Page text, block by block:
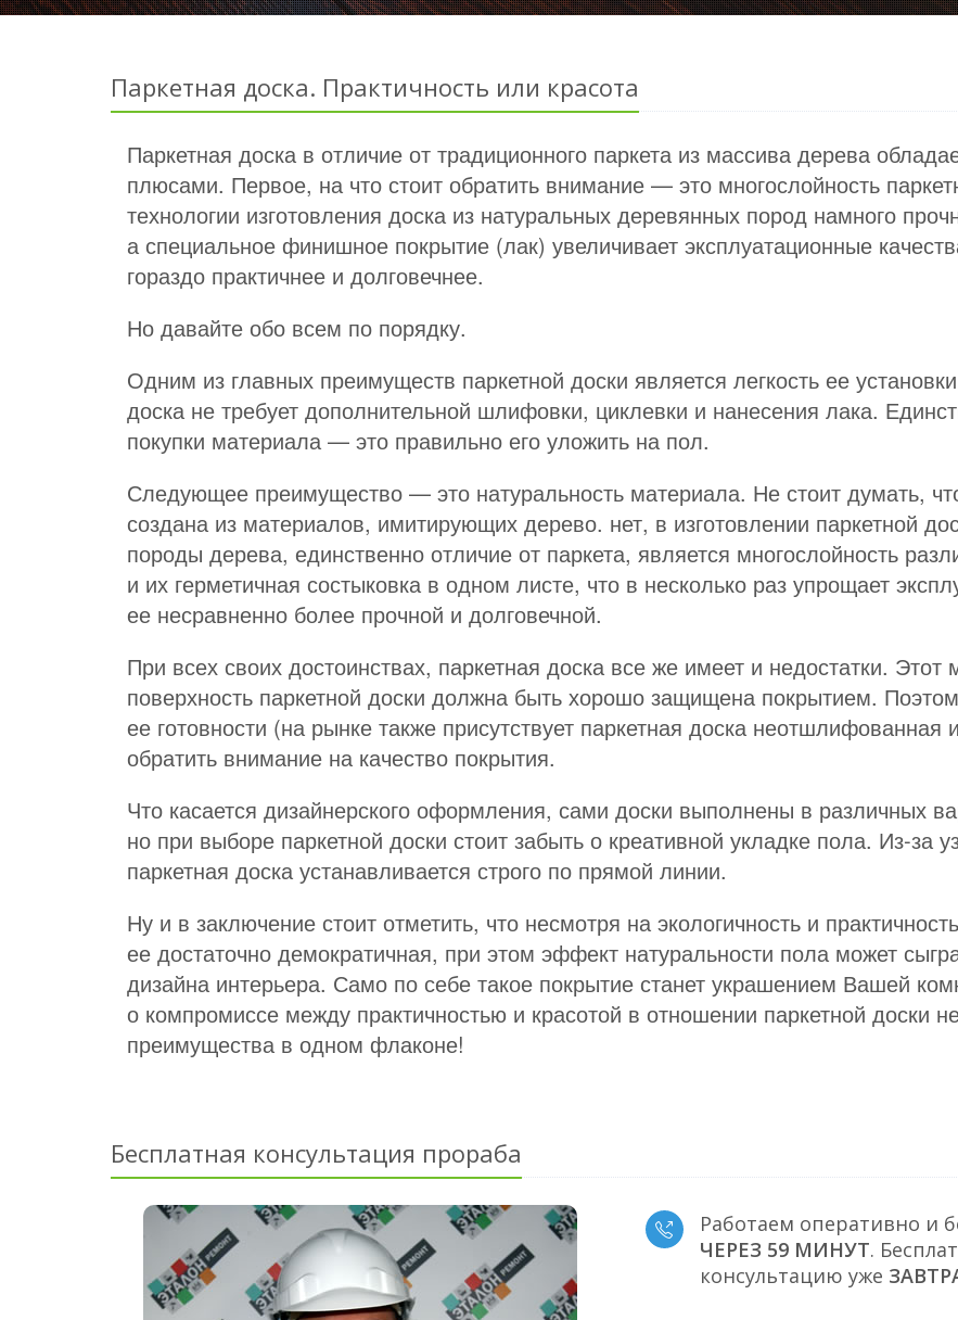
Паркетная доска. Практичность или красота
Паркетная доска в отличие от традиционного паркета из массива дерева
плюсами. Первое, на что стоит обратить внимание — это многослойность
технологии изготовления доска из натуральных деревянных пород намного
а специальное финишное покрытие (лак) увеличивает эксплуатационные
гораздо практичнее и долговечнее.
Но давайте обо всем по порядку.
Одним из главных преимуществ паркетной доски является легкость ее
доска не требует дополнительной шлифовки, циклевки и нанесения лака.
покупки материала — это правильно его уложить на пол.
Следующее преимущество — это натуральность материала. Не стоит думать,
создана из материалов, имитирующих дерево. нет, в изготовлении паркетной
породы дерева, единственно отличие от паркета, является многослойность
и их герметичная состыковка в одном листе, что в несколько раз упрощает
ее несравненно более прочной и долговечной.
При всех своих достоинствах, паркетная доска все же имеет и недостатки.
поверхность паркетной доски должна быть хорошо защищена покрытием.
ее готовности (на рынке также присутствует паркетная доска
обратить внимание на качество покрытия.
Что касается дизайнерского оформления, сами доски выполнены в различных
но при выборе паркетной доски стоит забыть о креативной укладке пола. Из-за
паркетная доска устанавливается строго по прямой линии.
Ну и в заключение стоит отметить, что несмотря на экологичность и
ее достаточно демократичная, при этом эффект натуральности пола может
дизайна интерьера. Само по себе такое покрытие станет украшением Вашей
о компромиссе между практичностью и красотой в отношении паркетной доски
преимущества в одном флаконе!
Бесплатная консультация прораба
Работаем оперативно и
ЧЕРЕЗ 59 МИНУТ.
консультацию уже